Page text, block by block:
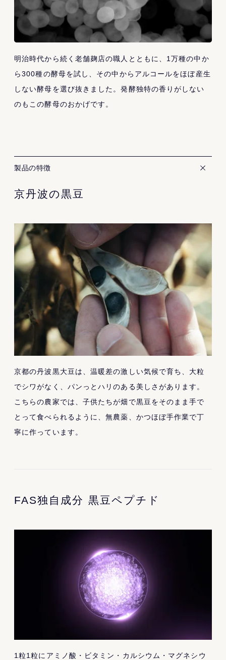
明治時代から続く老舗麹店の職人とともに、1万種の中か
ら300種の酵母を試し、その中からアルコールをほぼ産生
しない酵母を選び抜きました。発酵独特の香りがしない
のもこの酵母のおかげです。
製品の特徴
京丹波の黒豆
京都の丹波黒大豆は、温暖差の激しい気候で育ち、大粒
でシワがなく、パンっとハリのある美しさがあります。
こちらの農家では、子供たちが畑で黒豆をそのまま手で
とって食べられるように、無農薬、かつほぼ手作業で丁
寧に作っています。
FAS独自成分 黒豆ペプチド
1粒1粒にアミノ酸・ビタミン・カルシウム・マグネシウ